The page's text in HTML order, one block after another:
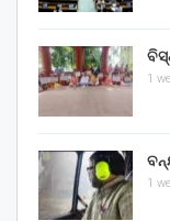
1
1